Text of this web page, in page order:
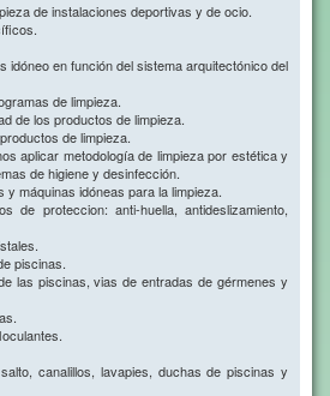
de instalaciones deportivas y de ocio.
idóneo en función del sistema arquitectónico del
de limpieza.
de los productos de limpieza.
de limpieza.
aplicar metodología de limpieza por estética y
de higiene y desinfección.
y máquinas idóneas para la limpieza.
de proteccion: anti-huella, antideslizamiento,
piscinas.
las piscinas, vias de entradas de gérmenes y
canalillos, lavapies, duchas de piscinas y